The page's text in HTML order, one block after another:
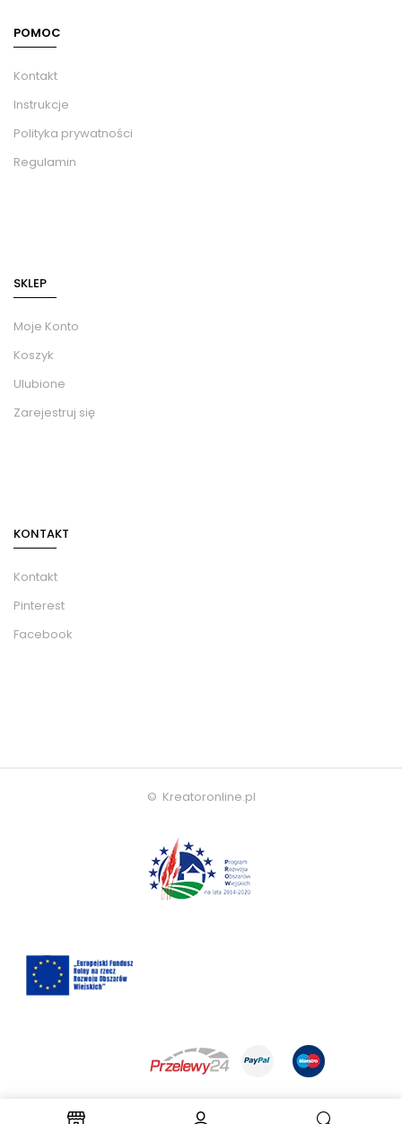
POMOC
Kontakt
Instrukcje
Polityka prywatności
Regulamin
SKLEP
Moje Konto
Koszyk
Ulubione
Zarejestruj się
KONTAKT
Kontakt
Pinterest
Facebook
© Kreatoronline.pl